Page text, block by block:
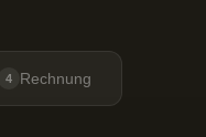
4 Rechnung